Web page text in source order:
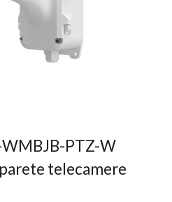
PTZ-W
telecamere